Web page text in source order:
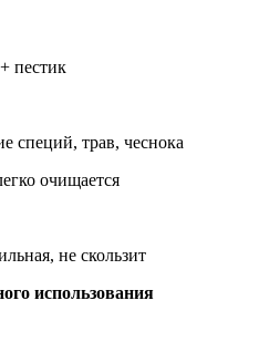
пестик
специй, трав, чеснока
очищается
не скользит
использования